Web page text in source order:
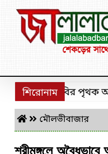
শিরোনাম
শ্রীমঙ্গলে ডিবির পৃথক
মৌলভীবাজার
শ্রীমঙ্গলে